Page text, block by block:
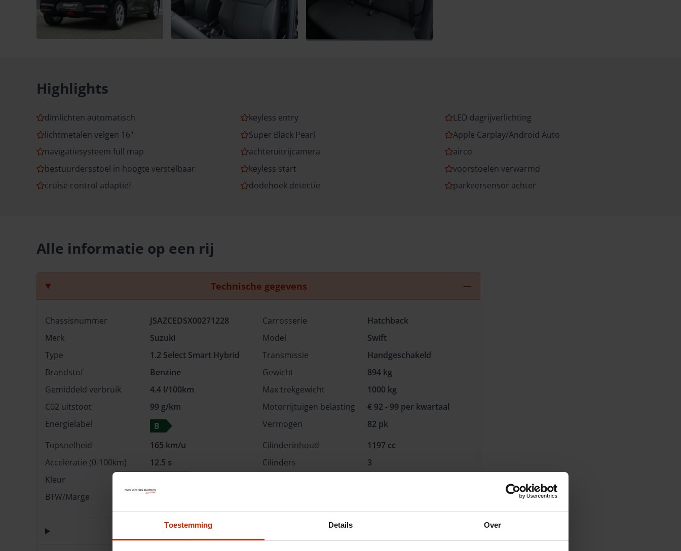
Toestemming Details Over
Highlights
dimlichten automatisch keyless entry
LED dagrijverlichting
lichtmetalen velgen 16"
Super Black Pearl
Apple Carplay/Android Auto
navigatiesysteem full map
achteruitrijcamera
airco
bestuurdersstoel in hoogte verstelbaar
keyless start
voorstoelen verwarmd
cruise control adaptief
dodehoek detectie parkeersensor achter
Alle informatie op een rij
Technische gegevens
Chassisnummer JSAZCEDSX00271228 Carrosserie
Hatchback
Merk
Suzuki Model
Swift
Type
1.2 Select Smart Hybrid Transmissie
Handgeschakeld
Brandstof
Benzine Gewicht
894 kg
Gemiddeld verbruik
4.4 l/100km Max trekgewicht
1000 kg
C02 uitstoot
99 g/km Motorrijtuigen belasting
€ 92 - 99 per kwartaal
Energielabel
B Vermogen
82 pk
Topsnelheid
165 km/u Cilinderinhoud
1197 cc
Acceleratie (0-100km)
12.5 s Cilinders
3
Kleur
BTW/Marge
BTW